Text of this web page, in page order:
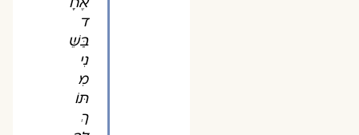
ד
בַּשֵּׁ
נִי
מִ
תּוֹ
ךְ